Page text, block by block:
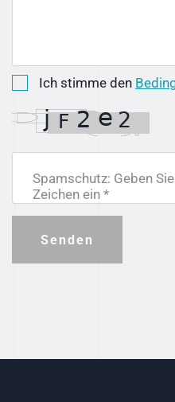
Ich stimme den
Spamschutz: Geben
Zeichen ein *
Senden